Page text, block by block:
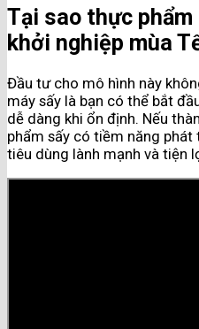
Tại sao thực
khởi nghiệp mùa
Đầu tư cho mô hình này
máy sấy là bạn có thể bắt
dễ dàng khi ổn định. Nếu
phẩm sấy có tiềm năng
tiêu dùng lành mạnh và tiện